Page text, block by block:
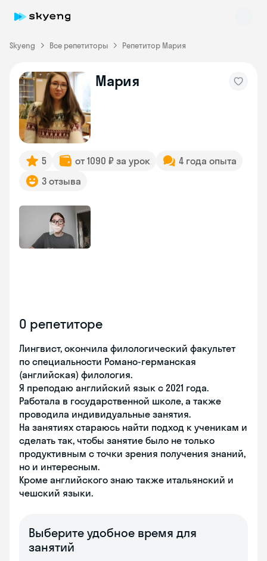
Skyeng Все репетиторы Репетитор Мария
Мария
5 от 1090 ₽ за урок
4 года опыта
3 отзыва
О репетиторе
Лингвист, окончила филологический факультет
по специальности Романо-германская
(английская) филология.
Я преподаю английский язык с 2021 года.
Работала в государственной школе, а также
проводила индивидуальные занятия.
На занятиях стараюсь найти подход к ученикам и
сделать так, чтобы занятие было не только
продуктивным с точки зрения получения знаний,
но и интересным.
Кроме английского знаю также итальянский и
чешский языки.
Выберите удобное время для
занятий
Skyeng Chat
online